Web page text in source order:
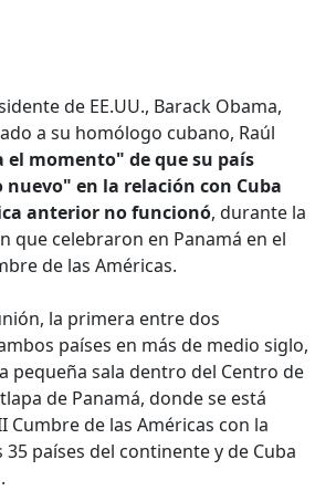
de EE.UU., Barack Obama,
a su homólogo cubano, Raúl
el momento" de que su país
en la relación con Cuba
anterior no funcionó, durante la
que celebraron en Panamá en el
de las Américas.
la primera entre dos
países en más de medio siglo,
pequeña sala dentro del Centro de
de Panamá, donde se está
Cumbre de las Américas con la
35 países del continente y de Cuba